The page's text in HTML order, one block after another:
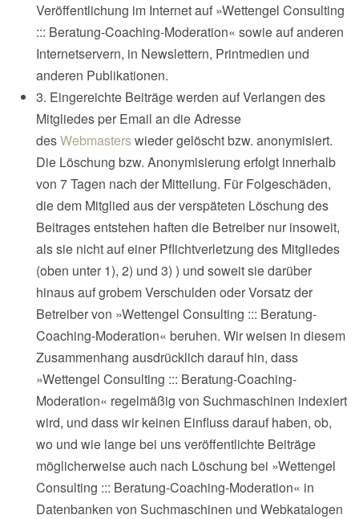
Veröffentlichung im Internet auf »Wettengel Consulting
::: Beratung-Coaching-Moderation« sowie auf anderen
Internetservern, in Newslettern, Printmedien und
anderen Publikationen.
3. Eingereichte Beiträge werden auf Verlangen des
Mitgliedes per Email an die Adresse
desWebmasterswieder gelöscht bzw. anonymisiert.
Die Löschung bzw. Anonymisierung erfolgt innerhalb
von 7 Tagen nach der Mitteilung. Für Folgeschäden,
die dem Mitglied aus der verspäteten Löschung des
Beitrages entstehen haften die Betreiber nur insoweit,
als sie nicht auf einer Pflichtverletzung des Mitgliedes
(oben unter 1), 2) und 3) ) und soweit sie darüber
hinaus auf grobem Verschulden oder Vorsatz der
Betreiber von »Wettengel Consulting ::: Beratung-
Coaching-Moderation« beruhen. Wir weisen in diesem
Zusammenhang ausdrücklich darauf hin, dass
»Wettengel Consulting ::: Beratung-Coaching-
Moderation« regelmäßig von Suchmaschinen indexiert
wird, und dass wir keinen Einfluss darauf haben, ob,
wo und wie lange bei uns veröffentlichte Beiträge
möglicherweise auch nach Löschung bei »Wettengel
Consulting ::: Beratung-Coaching-Moderation« in
Datenbanken von Suchmaschinen und Webkatalogen